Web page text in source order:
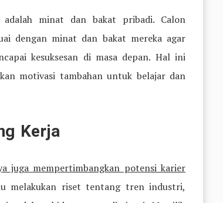
minat dan bakat pribadi. Calon
dengan minat dan bakat mereka agar
kesuksesan di masa depan. Hal ini
motivasi tambahan untuk belajar dan
Kerja
juga mempertimbangkan potensi karier
melakukan riset tentang tren industri,